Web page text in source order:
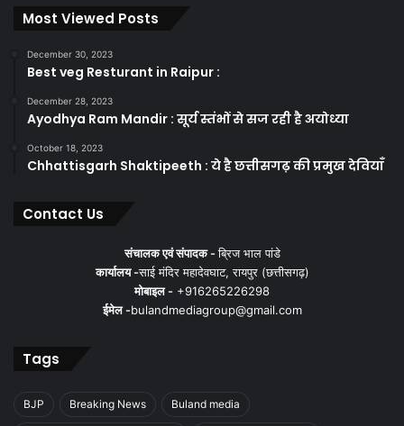
Most Viewed Posts
December 30, 2023
Best veg Resturant in Raipur :
December 28, 2023
Ayodhya Ram Mandir : सूर्य स्तंभों से सज रही है अयोध्या
October 18, 2023
Chhattisgarh Shaktipeeth : ये है छत्तीसगढ़ की प्रमुख देवियाँ
Contact Us
संचालक एवं संपादक -ब्रिज भाल पांडे
कार्यालय -साई मंदिर महादेवघाट, रायपुर (छत्तीसगढ़)
मोबाइल - +916265226298
ईमेल -bulandmediagroup@gmail.com
Tags
BJP Breaking News Buland media